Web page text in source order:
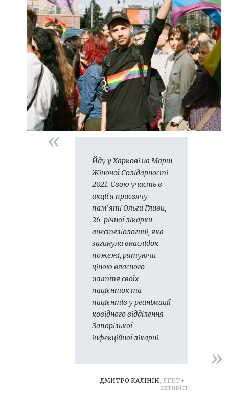
Йду у Харкові на Марш
Жіночої Солідарності
2021. Свою участь в
акції я присвячу
пам‘яті Ольги Гливи,
26-річної лікарки-
анестезіологині, яка
загинула внаслідок
пожежі, рятуючи
ціною власного
життя своїх
пацієнток та
пацієнтів у реанімації
ковідного відділення
Запорізької
інфекційної лікарні.
ДМИТРО КАЛІНІН, ЛГБТ+-
активіст